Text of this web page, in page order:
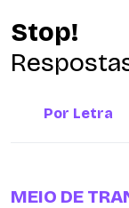
Stop!
Por Letra
MEIO DE